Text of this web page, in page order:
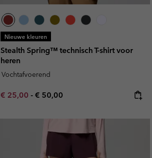
Nieuwe kleuren
Stealth Spring™ technisch T-shirt voor
heren
Vochtafvoerend
Minimum sale price:
€ 25,00 - Maximum price:
€ 50,00